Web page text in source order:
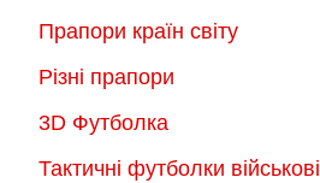
Прапори країн світу
Різні прапори
3D Футболка
Тактичні футболки військові